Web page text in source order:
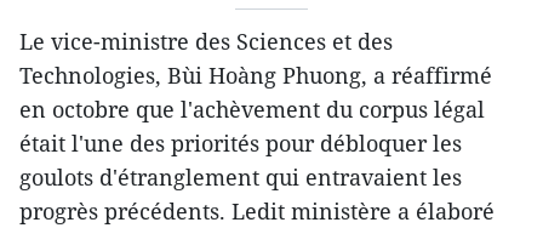
Le vice-ministre des Sciences et des
Technologies, Bùi Hoàng Phuong, a réaffirmé
en octobre que l'achèvement du corpus légal
était l'une des priorités pour débloquer les
goulots d'étranglement qui entravaient les
progrès précédents. Ledit ministère a élaboré